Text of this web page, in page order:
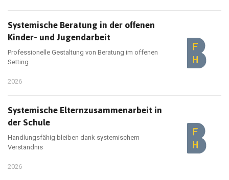
Systemische Beratung in der offenen
Kinder- und Jugendarbeit
Professionelle Gestaltung von Beratung im offenen
Setting
2026
Systemische Elternzusammenarbeit in
der Schule
Handlungsfähig bleiben dank systemischem
Verständnis
2026